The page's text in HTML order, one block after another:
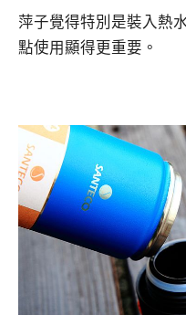
萍子覺得特別是裝入熱
點使用顯得更重要。